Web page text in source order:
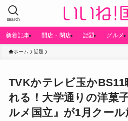
search
新着記事 開店・閉店 話題 グルメ
ホーム 話題
TVKかテレビ玉かBS11
れる！大学通りの洋菓
ルメ国立』が1月クー